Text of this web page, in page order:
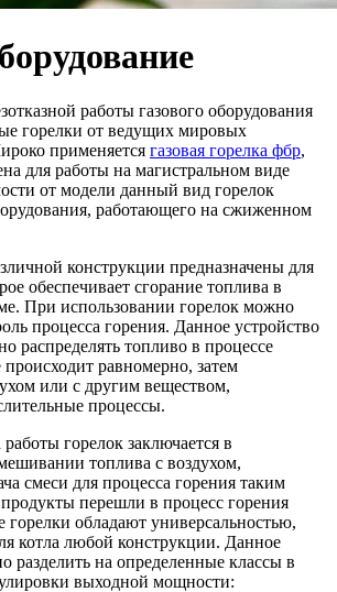
работы газового оборудования
горелки от ведущих мировых
применяется газовая горелка фбр,
для работы на магистральном виде
от модели данный вид горелок
работающего на сжиженном
конструкции предназначены для
обеспечивает сгорание топлива в
При использовании горелок можно
процесса горения. Данное устройство
распределять топливо в процессе
равномерно, затем
или с другим веществом,
процессы.
горелок заключается в
топлива с воздухом,
смеси для процесса горения таким
перешли в процесс горения
горелки обладают универсальностью,
котла любой конструкции. Данное
разделить на определенные классы в
выходной мощности: